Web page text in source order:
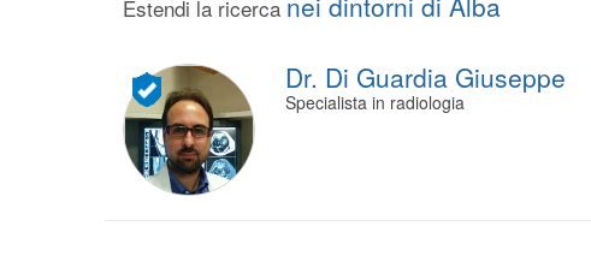
Estendi la ricerca
Dr. Di Guardia Giuseppe
Specialista in radiologia